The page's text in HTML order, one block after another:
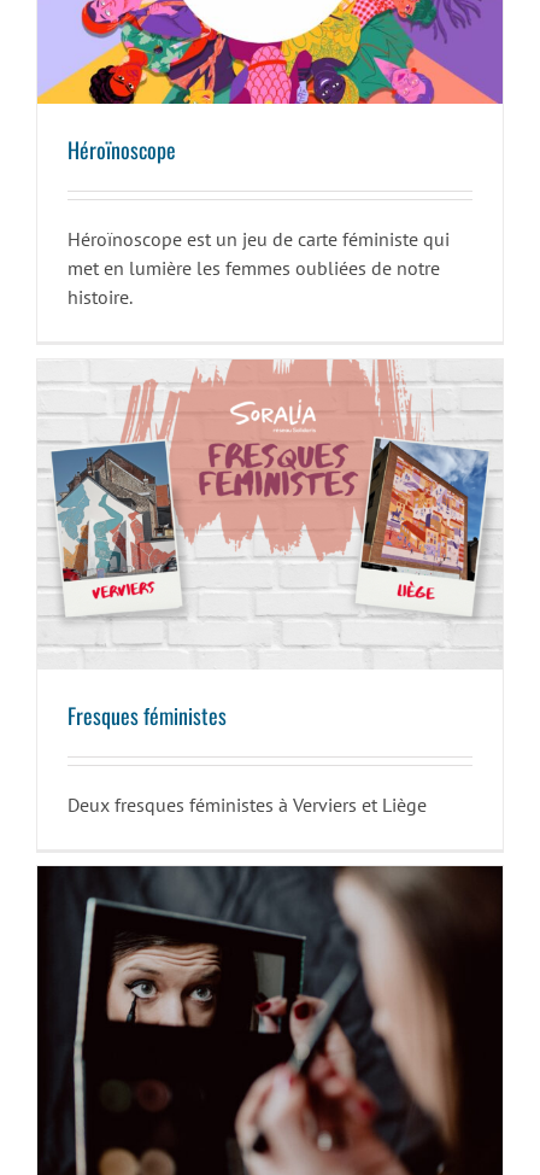
Héroïnoscope
Héroïnoscope est un jeu de carte féministe qui
met en lumière les femmes oubliées de notre
histoire.
Fresques féministes
Fresques féministes
Deux fresques féministes à Verviers et Liège
Sois belle et tais-toi